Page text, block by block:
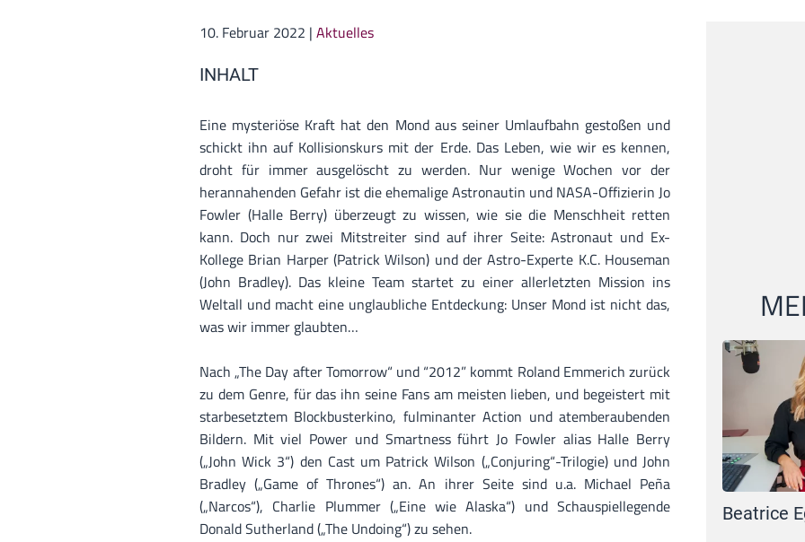
10. Februar 2022 | Aktuelles
INHALT
Eine mysteriöse Kraft hat den Mond aus seiner Umlaufbahn gestoßen und
schickt ihn auf Kollisionskurs mit der Erde. Das Leben, wie wir es kennen,
droht für immer ausgelöscht zu werden. Nur wenige Wochen vor der
herannahenden Gefahr ist die ehemalige Astronautin und NASA-Offizierin Jo
Fowler (Halle Berry) überzeugt zu wissen, wie sie die Menschheit retten
kann. Doch nur zwei Mitstreiter sind auf ihrer Seite: Astronaut und Ex-
Kollege Brian Harper (Patrick Wilson) und der Astro-Experte K.C. Houseman
(John Bradley). Das kleine Team startet zu einer allerletzten Mission ins
Weltall und macht eine unglaubliche Entdeckung: Unser Mond ist nicht das,
was wir immer glaubten…
Nach „The Day after Tomorrow“ und “2012” kommt Roland Emmerich zurück
zu dem Genre, für das ihn seine Fans am meisten lieben, und begeistert mit
starbesetztem Blockbusterkino, fulminanter Action und atemberaubenden
Bildern. Mit viel Power und Smartness führt Jo Fowler alias Halle Berry
(„John Wick 3“) den Cast um Patrick Wilson („Conjuring“-Trilogie) und John
Bradley („Game of Thrones“) an. An ihrer Seite sind u.a. Michael Peña
(„Narcos“), Charlie Plummer („Eine wie Alaska“) und Schauspiellegende
Donald Sutherland („The Undoing“) zu sehen.
Beatrice